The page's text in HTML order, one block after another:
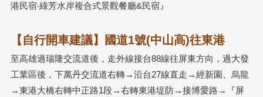
港民宿‧綠芳水岸複合式景觀餐廳&民宿』
【自行開車建議】國道1號(中山高)往東港
至高雄過瑞隆交流道後，走外線接台88線往屏東方向，過大發
工業區後，下萬丹交流道右轉→沿台27線直走→經新園、烏龍
→東港大橋右轉中正路1段→右轉東港堤防→接博愛路→『屏